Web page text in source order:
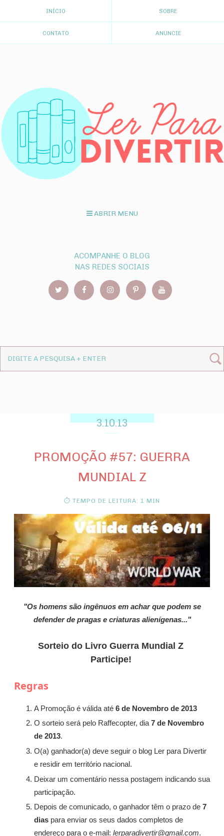
INÍCIO SOBRE
CONTATO ANUNCIE
ABRIR MENU
ACOMPANHE O BLOG
NAS REDES SOCIAIS
3.10.13
PROMOÇÃO #57: GUERRA
MUNDIAL Z
⏱ TEMPO DE LEITURA: 1 MIN
"Os homens são ingênuos em achar que podem se
defender de pragas e criaturas alienígenas..."
Sorteio do Livro Guerra Mundial Z
Participe!
Regras
A Promoção é válida até 6 de Novembro de 2013
O sorteio será pelo Raffecopter, dia7 de Novembro
de 2013.
O(a) ganhador(a) deve seguir o blog Ler para Divertir
e residir em território nacional.
Deixar um comentário nessa postagem indicando sua
participação.
Depois de comunicado, o ganhador têm o prazo de 7
dias para enviar os seus dados completos de
endereço para o e-mail: lerparadivertir@gmail.com.